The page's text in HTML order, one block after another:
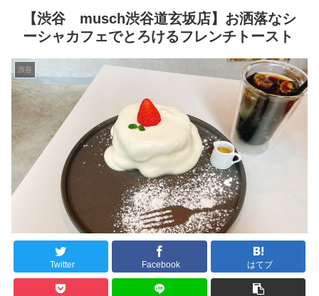
【渋谷 musch渋谷道玄坂店】お洒落なシ
ーシャカフェでとろけるフレンチトースト
渋谷
Twitter Facebook はてブ